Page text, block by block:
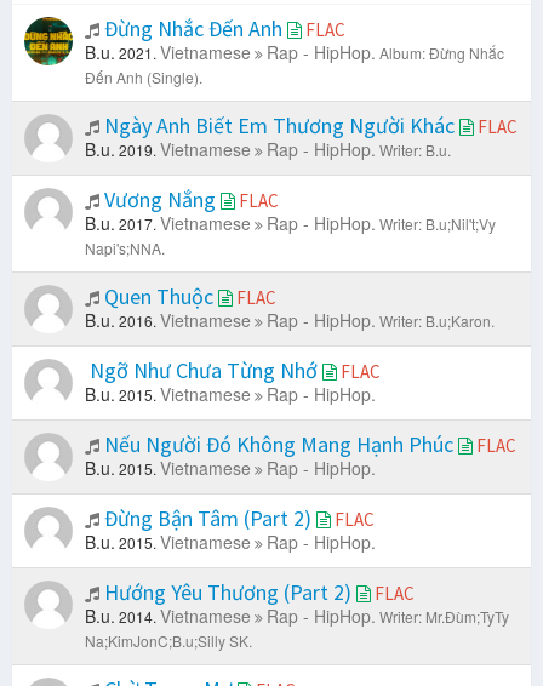
Đừng Nhắc Đến Anh
FLAC
B.u. 2021. Vietnamese Rap - HipHop. Album: Đừng Nhắc
Đến Anh (Single).
Ngày Anh Biết Em Thương Người Khác FLAC
B.u. 2019. Vietnamese Rap - HipHop. Writer: B.u.
Vương Nắng FLAC
B.u. 2017. Vietnamese Rap - HipHop. Writer: B.u;Nil't;Vy
Napi's;NNA.
Quen Thuộc FLAC
B.u. 2016. Vietnamese Rap - HipHop. Writer: B.u;Karon.
Ngỡ Như Chưa Từng Nhớ FLAC
B.u. 2015. Vietnamese Rap - HipHop.
Nếu Người Đó Không Mang Hạnh Phúc FLAC
B.u. 2015. Vietnamese Rap - HipHop.
Đừng Bận Tâm (Part 2) FLAC
B.u. 2015. Vietnamese Rap - HipHop.
Hướng Yêu Thương (Part 2) FLAC
B.u. 2014. Vietnamese Rap - HipHop. Writer: Mr.Đùm;TyTy
Na;KimJonC;B.u;Silly SK.